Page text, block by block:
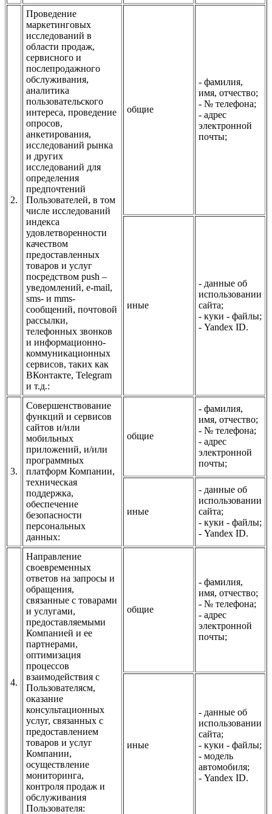
2.
Проведение
маркетинговых
исследований в
области продаж,
сервисного и
послепродажного
обслуживания,
аналитика
пользовательского
интереса, проведение
опросов,
анкетирования,
исследований рынка
и других
исследований для
определения
предпочтений
Пользователей, в том
числе исследований
индекса
удовлетворенности
качеством
предоставленных
товаров и услуг
посредством push –
уведомлений, e-mail,
sms- и mms-
сообщений, почтовой
рассылки,
телефонных звонков
и информационно-
коммуникационных
сервисов, таких как
ВКонтакте, Telegram
и т.д.:
общие
- фамилия,
имя, отчество;
- № телефона;
- адрес
электронной
почты;
иные
- данные об
использовании
сайта;
- куки - файлы;
- Yandex ID.
3.
Совершенствование
функций и сервисов
сайтов и/или
мобильных
приложений, и/или
программных
платформ Компании,
техническая
поддержка,
обеспечение
безопасности
персональных
данных:
общие
- фамилия,
имя, отчество;
- № телефона;
- адрес
электронной
почты;
иные
- данные об
использовании
сайта;
- куки - файлы;
- Yandex ID.
4.
Направление
своевременных
ответов на запросы и
обращения,
связанные с товарами
и услугами,
предоставляемыми
Компанией и ее
партнерами,
оптимизация
процессов
взаимодействия с
Пользователясм,
оказание
консультационных
услуг, связанных с
предоставлением
товаров и услуг
Компании,
осуществление
мониторинга,
контроля продаж и
обслуживания
Пользователя:
общие
- фамилия,
имя, отчество;
- № телефона;
- адрес
электронной
почты;
иные
- данные об
использовании
сайта;
- куки - файлы;
- модель
автомобиля;
- Yandex ID.